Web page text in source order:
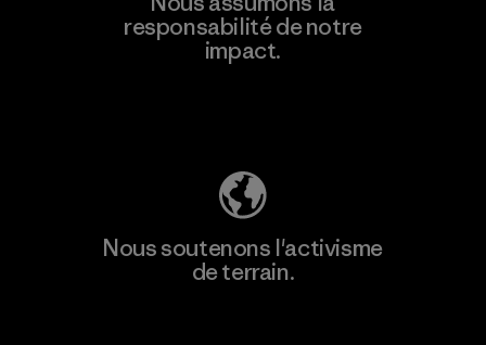
responsabilité de notre
impact.
Nous soutenons l'activisme
de terrain.